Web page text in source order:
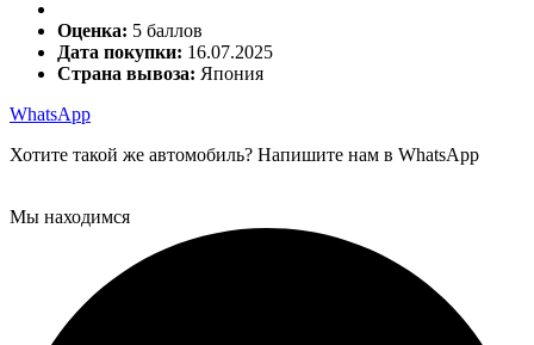
Оценка: 5 баллов
Дата покупки: 16.07.2025
Страна вывоза: Япония
WhatsApp
Хотите такой же автомобиль? Напишите нам в WhatsApp
Мы находимся